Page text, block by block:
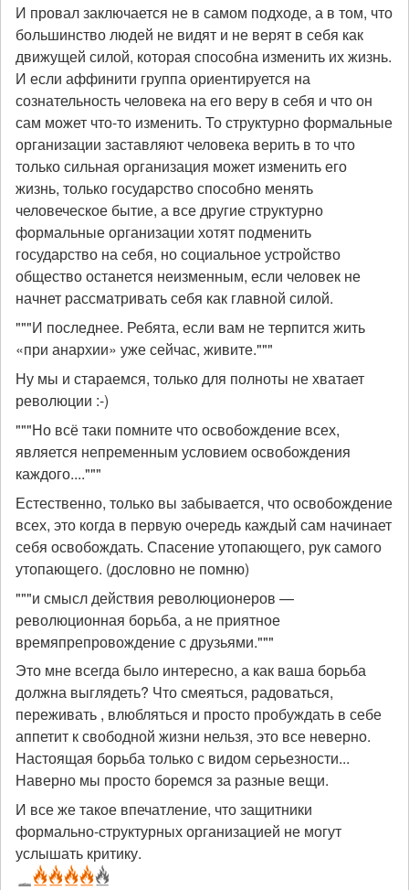
И провал заключается не в самом подходе, а в том, что
большинство людей не видят и не верят в себя как
движущей силой, которая способна изменить их жизнь.
И если аффинити группа ориентируется на
сознательность человека на его веру в себя и что он
сам может что-то изменить. То структурно формальные
организации заставляют человека верить в то что
только сильная организация может изменить его
жизнь, только государство способно менять
человеческое бытие, а все другие структурно
формальные организации хотят подменить
государство на себя, но социальное устройство
общество останется неизменным, если человек не
начнет рассматривать себя как главной силой.
"""И последнее. Ребята, если вам не терпится жить
«при анархии» уже сейчас, живите."""
Ну мы и стараемся, только для полноты не хватает
революции :-)
"""Но всё таки помните что освобождение всех,
является непременным условием освобождения
каждого...."""
Естественно, только вы забывается, что освобождение
всех, это когда в первую очередь каждый сам начинает
себя освобождать. Спасение утопающего, рук самого
утопающего. (дословно не помню)
"""и смысл действия революционеров —
революционная борьба, а не приятное
времяпрепровождение с друзьями."""
Это мне всегда было интересно, а как ваша борьба
должна выглядеть? Что смеяться, радоваться,
переживать , влюбляться и просто пробуждать в себе
аппетит к свободной жизни нельзя, это все неверно.
Настоящая борьба только с видом серьезности...
Наверно мы просто боремся за разные вещи.
И все же такое впечатление, что защитники
формально-структурных организацией не могут
услышать критику.